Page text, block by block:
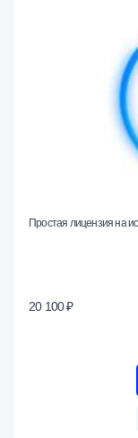
Простая лицензия на
20 100 ₽